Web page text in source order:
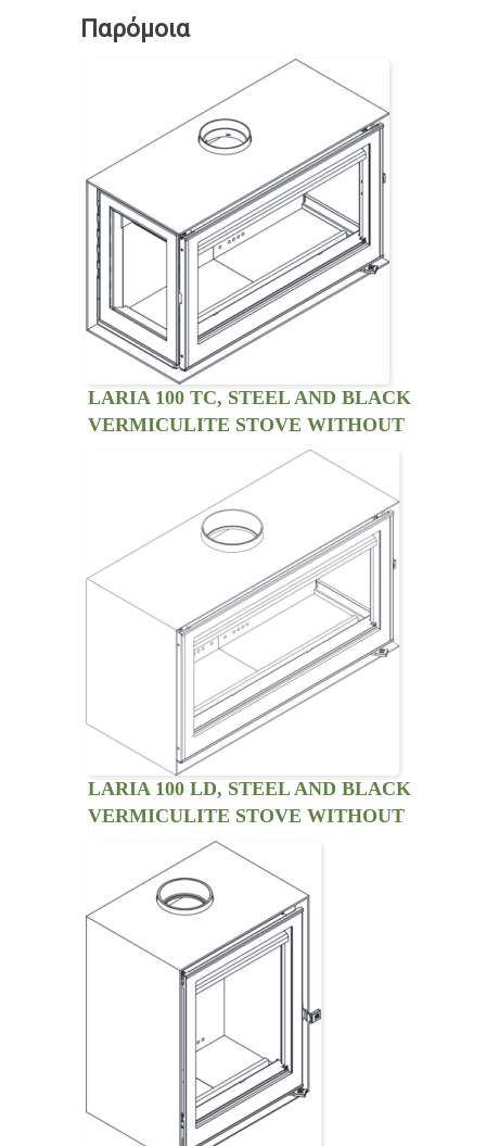
Παρόμοια
LARIA 100 TC, STEEL AND BLACK
VERMICULITE STOVE WITHOUT
VENTILATION KIT. THREE SIDED
LARIA 100 LD, STEEL AND BLACK
VERMICULITE STOVE WITHOUT
VENTILATION KIT. RIGHT SIDE